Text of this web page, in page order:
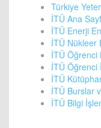
Türkiye
İTÜ Ana
İTÜ Enerji
İTÜ Nükleer
İTÜ Öğrenci
İTÜ Öğrenci
İTÜ
İTÜ Burslar
İTÜ Bilgi